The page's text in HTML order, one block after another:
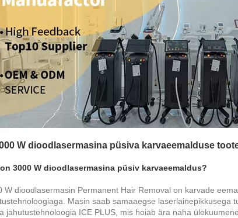
W dioodlasermasina püsiva karvaeemalduse
3000 W dioodlasermasina püsiv karvaeemaldus?
W dioodlasermasin Permanent Hair Removal on karvade
Masin saab samaaegse laserlainepikkusega
jahutustehnoloogia ICE PLUS, mis hoiab ära naha